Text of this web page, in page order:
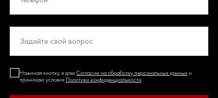
Нажимая кнопку, я даю Согласие на обработку персональных данных и
принимаю условия Политики конфиденциальности